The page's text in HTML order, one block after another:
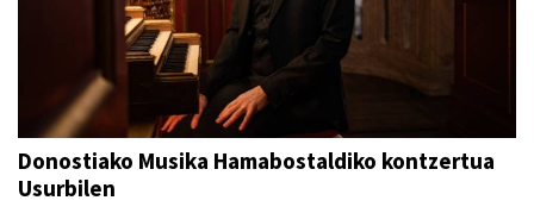
Donostiako Musika Hamabostaldiko kontzertua
Usurbilen